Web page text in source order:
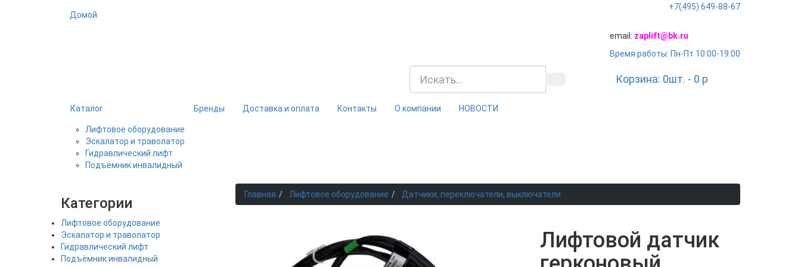
Домой
+7(495) 649-88-67
email: zaplift@bk.ru
Время работы: Пн-Пт 10:00-19:00
Корзина: 0шт. - 0 p
Каталог
Лифтовое оборудование
Эскалатор и траволатор
Гидравлический лифт
Подъёмник инвалидный
Бренды Доставка и оплата Контакты О компании НОВОСТИ
Категории
Лифтовое оборудование
Эскалатор и траволатор
Гидравлический лифт
Подъёмник инвалидный
Главная Лифтовое оборудование Датчики, переключатели, выключатели
Лифтовой датчик